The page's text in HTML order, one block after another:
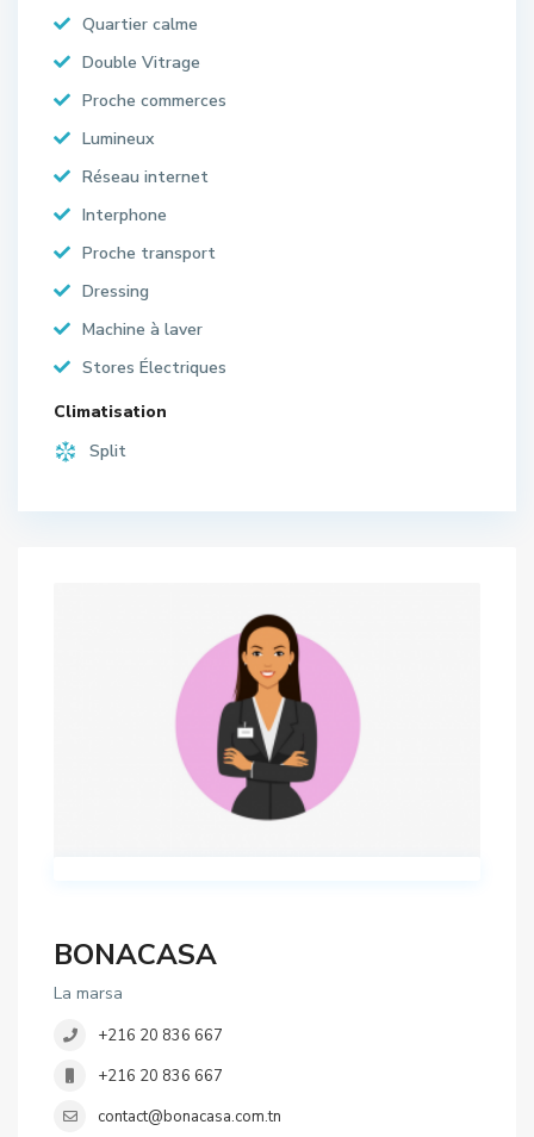
Quartier calme
Double Vitrage
Proche commerces
Lumineux
Réseau internet
Interphone
Proche transport
Dressing
Machine à laver
Stores Électriques
Climatisation
Split
BONACASA
La marsa
+216 20 836 667
+216 20 836 667
contact@bonacasa.com.tn